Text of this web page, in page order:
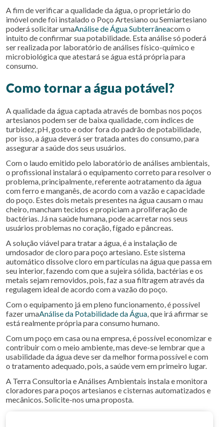
A fim de verificar a qualidade da água, o proprietário do
imóvel onde foi instalado o Poço Artesiano ou Semiartesiano
poderá solicitar umaAnálise de Água Subterrâneacom o
intuito de confirmar sua potabilidade. Esta análise só poderá
ser realizada por laboratório de análises físico-químico e
microbiológica que atestará se água está própria para
consumo.
Como tornar a água potável?
A qualidade da água captada através de bombas nos poços
artesianos podem ser de baixa qualidade, com índices de
turbidez, pH, gosto e odor fora do padrão de potabilidade,
por isso, a água deverá ser tratada antes do consumo, para
assegurar a saúde dos seus usuários.
Com o laudo emitido pelo laboratório de análises ambientais,
o profissional instalará o equipamento correto para resolver o
problema, principalmente, referente aotratamento da água
com ferro e manganês, de acordo com a vazão e capacidade
do poço. Estes dois metais presentes na água causam o mau
cheiro, mancham tecidos e propiciam a proliferação de
bactérias. Já na saúde humana, pode acarretar nos seus
usuários problemas no coração, fígado e pâncreas.
A solução viável para tratar a água, é a instalação de
umdosador de cloro para poço artesiano. Este sistema
automático dissolve cloro em partículas na água que passa em
seu interior, fazendo com que a sujeira sólida, bactérias e os
metais sejam removidos, pois, faz a sua filtragem através da
regulagem ideal de acordo com a vazão do poço.
Com o equipamento já em pleno funcionamento, é possível
fazer umaAnálise da Potabilidade da Água, que irá afirmar se
está realmente própria para consumo humano.
Com um poço em casa ou na empresa, é possível economizar e
contribuir com o meio ambiente, mas deve-se lembrar que a
usabilidade da água deve ser da melhor forma possível e com
o tratamento adequado, pois, a saúde vem em primeiro lugar.
A Terra Consultoria e Análises Ambientais instala e monitora
cloradores para poços artesianos e cisternas automatizados e
mecânicos. Solicite-nos uma proposta.